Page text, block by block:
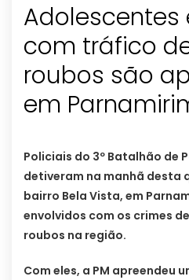
Adolescentes
com tráfico
roubos são
Policiais do 3º Batalhão de
detiveram na manhã desta
bairro Bela Vista, em
envolvidos com os crimes
roubos na região.
Com eles, a PM apreendeu